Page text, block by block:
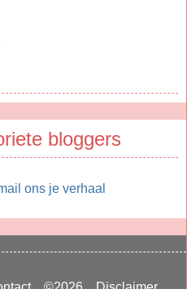
bloggers
ons je verhaal